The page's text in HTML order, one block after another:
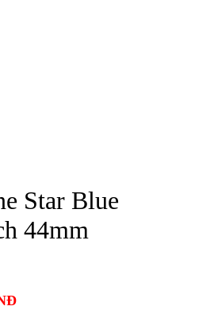
Star Blue
44mm